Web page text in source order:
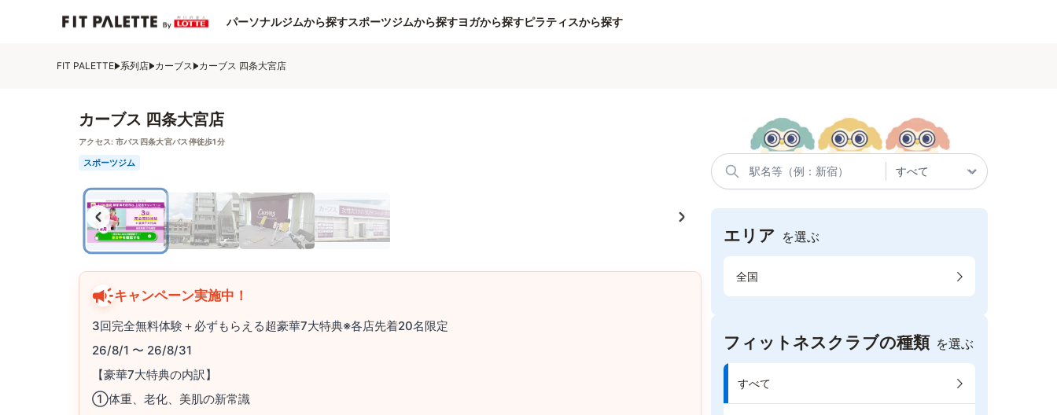
パーソナルジムから探すスポーツジムから探すヨガから探すピラティスから探す
FIT PALETTE 系列店 カーブス カーブス 四条大宮店
カーブス 四条大宮店
アクセス: 市バス四条大宮バス停徒歩1分
スポーツジム
キャンペーン実施中！
3回完全無料体験＋必ずもらえる超豪華7大特典※各店先着20名限定
26/8/1 〜 26/8/31
【豪華7大特典の内訳】
①体重、老化、美肌の新常識
エリア を選ぶ
全国
フィットネスクラブの種類 を選ぶ
すべて